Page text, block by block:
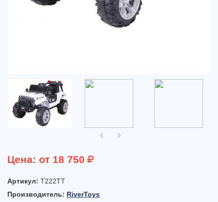
Цена: от 18 750
Артикул: T222TT
Производитель: RiverToys